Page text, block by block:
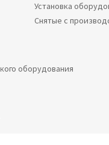
Установка
Снятые с
оборудования